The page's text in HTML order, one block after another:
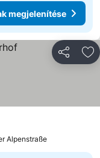
megjelenítése
Alpenstraße